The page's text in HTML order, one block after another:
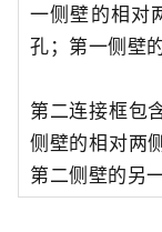
一侧壁的相对
孔；第一侧壁
第二连接框包
侧壁的相对两
第二侧壁的另